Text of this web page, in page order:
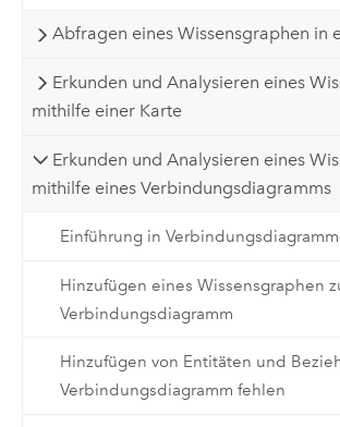
Abfragen eines Wissensgraphen in
Erkunden und Analysieren eines
mithilfe einer Karte
Erkunden und Analysieren eines
mithilfe eines Verbindungsdiagramms
Einführung in
Hinzufügen eines Wissensgraphen
Verbindungsdiagramm
Hinzufügen von Entitäten und
Verbindungsdiagramm fehlen